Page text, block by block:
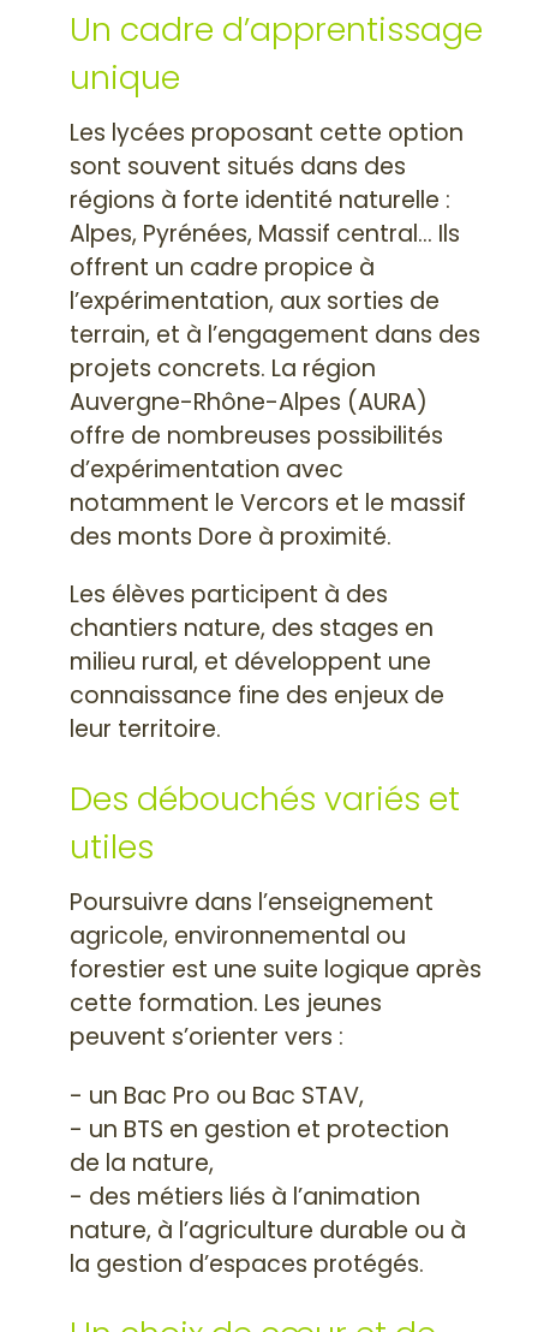
Un cadre d’apprentissage
unique
Les lycées proposant cette option
sont souvent situés dans des
régions à forte identité naturelle :
Alpes, Pyrénées, Massif central… Ils
offrent un cadre propice à
l’expérimentation, aux sorties de
terrain, et à l’engagement dans des
projets concrets. La région
Auvergne-Rhône-Alpes (AURA)
offre de nombreuses possibilités
d’expérimentation avec
notamment le Vercors et le massif
des monts Dore à proximité.
Les élèves participent à des
chantiers nature, des stages en
milieu rural, et développent une
connaissance fine des enjeux de
leur territoire.
Des débouchés variés et
utiles
Poursuivre dans l’enseignement
agricole, environnemental ou
forestier est une suite logique après
cette formation. Les jeunes
peuvent s’orienter vers :
- un Bac Pro ou Bac STAV,
- un BTS en gestion et protection
de la nature,
- des métiers liés à l’animation
nature, à l’agriculture durable ou à
la gestion d’espaces protégés.